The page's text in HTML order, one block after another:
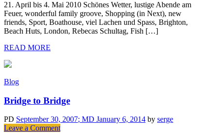
2011
21. April bis 4. Mai 2010 Schönes Wetter, lustige Abende am
Feuer, wonderful family groove, Shopping (in Next), new
friends, Sport, Boathouse, viel Lachen und Spass, Brighton,
Beach Huts, London, Rebecas Schultag, Fish […]
READ MORE
Blog
Bridge to Bridge
PD September 30, 2007; MD January 6, 2014 by serge
Leave a Commenton